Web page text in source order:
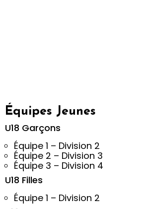
Équipes Jeunes
U18 Garçons
Équipe 1 – Division 2
Équipe 2 – Division 3
Équipe 3 – Division 4
U18 Filles
Équipe 1 – Division 2